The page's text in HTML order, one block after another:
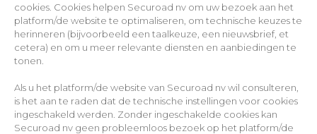
cookies. Cookies helpen Securoad nv om uw bezoek aan het
platform/de website te optimaliseren, om technische keuzes te
herinneren (bijvoorbeeld een taalkeuze, een nieuwsbrief, et
cetera) en om u meer relevante diensten en aanbiedingen te
tonen.
Als u het platform/de website van Securoad nv wil consulteren,
is het aan te raden dat de technische instellingen voor cookies
ingeschakeld werden. Zonder ingeschakelde cookies kan
Securoad nv geen probleemloos bezoek op het platform/de